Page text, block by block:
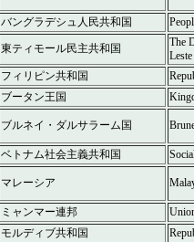
バングラデシュ人民共和国
東ティモール民主共和国
The
Leste
フィリピン共和国
ブータン王国
ブルネイ・ダルサラーム国
ベトナム社会主義共和国
マレーシア
ミャンマー連邦
モルディブ共和国